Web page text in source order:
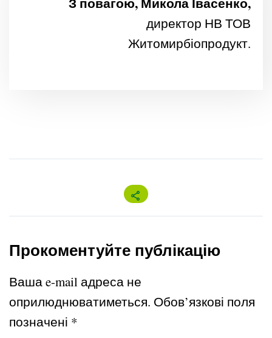
директор НВ ТОВ
Житомирбіопродукт.
Прокоментуйте публікацію
Ваша e-mail адреса не
оприлюднюватиметься. Обов’язкові поля
позначені *